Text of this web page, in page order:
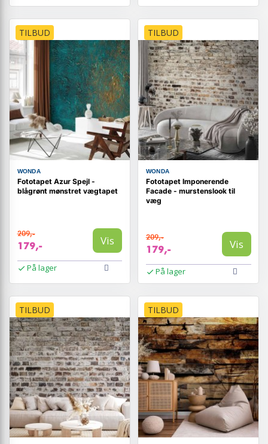
TILBUD
WONDA
Fototapet Azur Spejl -
blågrønt mønstret vægtapet
209,-
179,- Vis
På lager
TILBUD
WONDA
Fototapet Imponerende
Facade - murstenslook til
væg
209,-
179,- Vis
På lager
TILBUD TILBUD